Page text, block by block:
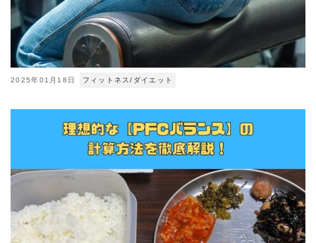
2025年01月18日 フィットネス/ダイエット